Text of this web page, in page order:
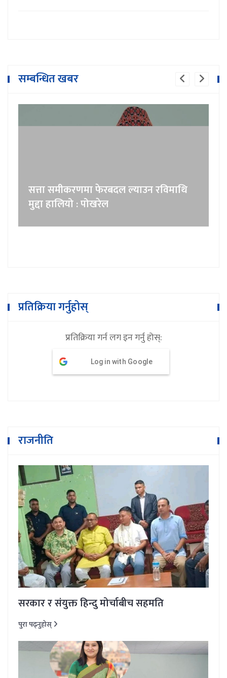
सम्बन्धित खबर
सत्ता समीकरणमा फेरबदल ल्याउन रविमाथि
मुद्दा हालियो : पोखरेल
प्रतिक्रिया गर्नुहोस्
प्रतिक्रिया गर्न लग इन गर्नु होस्:
Log in with Google
राजनीति
सरकार र संयुक्त हिन्दु मोर्चाबीच सहमति
पुरा पढ्नुहोस्